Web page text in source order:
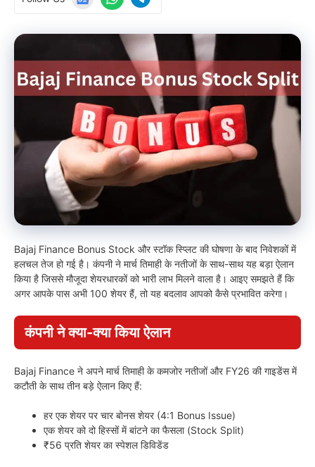
Bajaj Finance Bonus Stock और स्टॉक स्प्लिट की घोषणा के बाद निवेशकों में
हलचल तेज हो गई है। कंपनी ने मार्च तिमाही के नतीजों के साथ-साथ यह बड़ा ऐलान
किया है जिससे मौजूदा शेयरधारकों को भारी लाभ मिलने वाला है। आइए समझते हैं कि
अगर आपके पास अभी 100 शेयर हैं, तो यह बदलाव आपको कैसे प्रभावित करेगा।
कंपनी ने क्या-क्या किया ऐलान
Bajaj Finance ने अपने मार्च तिमाही के कमजोर नतीजों और FY26 की गाइडेंस में
कटौती के साथ तीन बड़े ऐलान किए हैं:
हर एक शेयर पर चार बोनस शेयर (4:1 Bonus Issue)
एक शेयर को दो हिस्सों में बांटने का फैसला (Stock Split)
₹56 प्रति शेयर का स्पेशल डिविडेंड